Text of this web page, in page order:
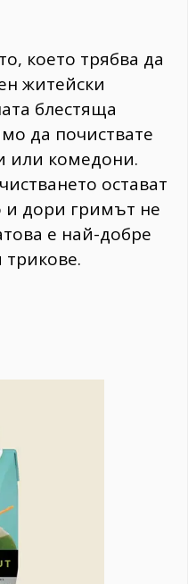
което трябва да
житейски
блестяща
да почиствате
или комедони.
остават
и дори гримът не
е най-добре